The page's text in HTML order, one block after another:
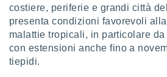
nostri
costiere, periferie e grandi città
presenta condizioni favorevoli
malattie tropicali, in particolare
con estensioni anche fino a
tiepidi.